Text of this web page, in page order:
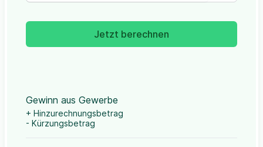
Jetzt berechnen
Gewinn aus Gewerbe
+ Hinzurechnungsbetrag
- Kürzungsbetrag